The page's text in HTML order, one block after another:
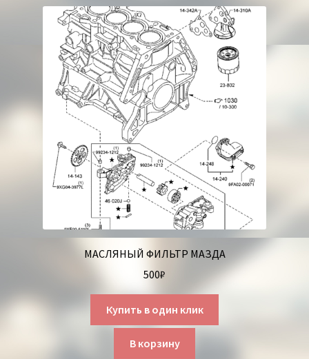
МАСЛЯНЫЙ ФИЛЬТР МАЗДА
500₽
Купить в один клик
В корзину